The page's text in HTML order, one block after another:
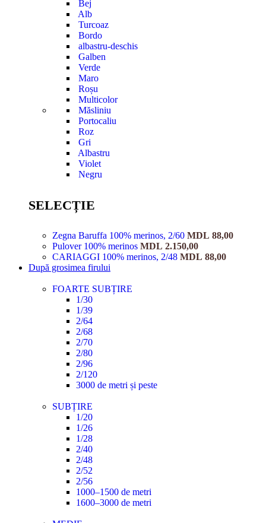
Bej
Alb
Turcoaz
Bordo
albastru-deschis
Galben
Verde
Maro
Roșu
Multicolor
Măsliniu
Portocaliu
Roz
Gri
Albastru
Violet
Negru
SELECȚIE
Zegna Baruffa 100% merinos, 2/60 MDL 88,00
Pulover 100% merinos MDL 2.150,00
CARIAGGI 100% merinos, 2/48 MDL 88,00
După grosimea firului
FOARTE SUBȚIRE
1/30
1/39
2/64
2/68
2/70
2/80
2/96
2/120
3000 de metri și peste
SUBȚIRE
1/20
1/26
1/28
2/40
2/48
2/52
2/56
1000–1500 de metri
1600–3000 de metri